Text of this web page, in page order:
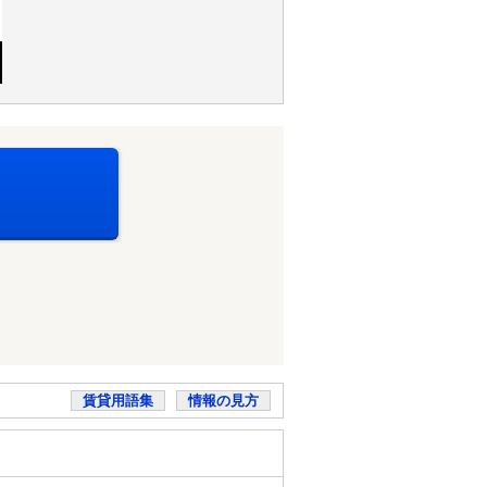
賃貸用語集 情報の見方